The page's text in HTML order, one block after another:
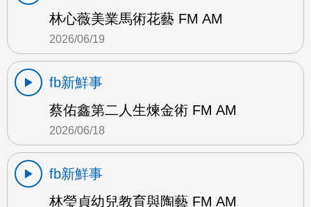
林心薇美業馬術花藝 FM AM
2026/06/19
fb新鮮事
蔡佑鑫第二人生煉金術 FM AM
2026/06/18
fb新鮮事
林瑩貞幼兒教育與陶藝 FM AM